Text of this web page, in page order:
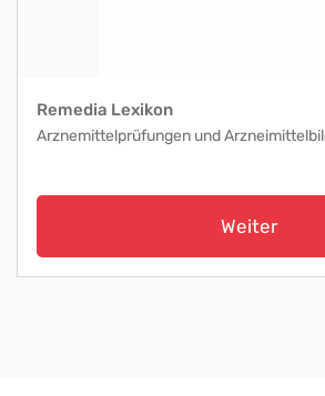
Remedia Lexikon
Arznemittelprüfungen und
Weiter